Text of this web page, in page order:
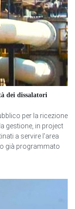
dei dissalatori
per la ricezione
gestione, in project
a servire l'area
già programmato